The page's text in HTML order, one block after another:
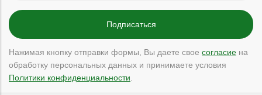
Нажимая кнопку отправки формы, Вы даете свое согласие на
обработку персональных данных и принимаете условия
Политики конфиденциальности